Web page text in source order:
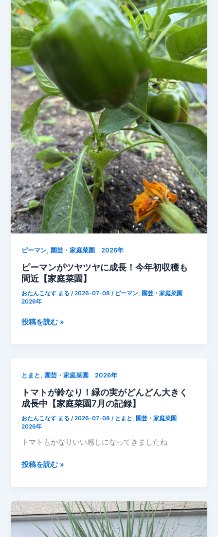
娘』
で
も
こ
ん
な
に
違
う！
日
当
た
り
で
変
わ
る
枝
豆
の
ち
方
を
比
較
て
ピーマン,園芸・家庭菜園 2026年
ピーマンがツヤツヤに成長！今年初収穫も
間近【家庭菜園】
おたんこなす まる /2026-07-08 / ピーマン, 園芸・家庭菜園
2026年
ピ
ツ
ヤ
ツ
ヤ
に
成
今
穫
も
投稿を読む »
とまと ,園芸・家庭菜園 2026年
トマトが鈴なり！緑の実がどんどん大きく
成長中【家庭菜園7月の記録】
おたんこなす まる /2026-07-08 / とまと , 園芸・家庭菜園
2026年
トマトもかなりいい感じになってきましたね
ト
が
鈴
な
投稿を読む »